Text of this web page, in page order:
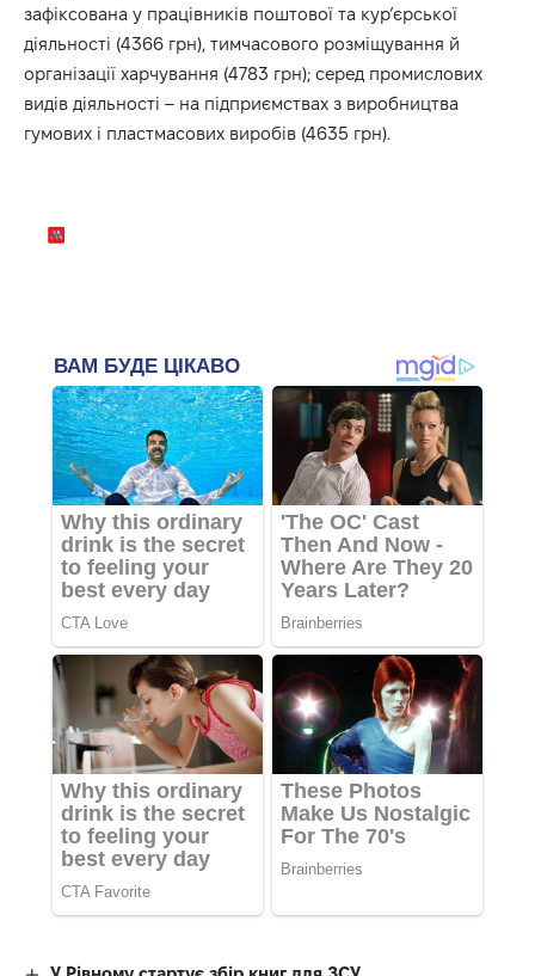
зафіксована у працівників поштової та кур’єрської
діяльності (4366 грн), тимчасового розміщування й
організації харчування (4783 грн); серед промислових
видів діяльності – на підприємствах з виробництва
гумових і пластмасових виробів (4635 грн).